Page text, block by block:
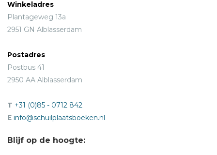
Winkeladres
Plantageweg 13a
2951 GN Alblasserdam
Postadres
Postbus 41
2950 AA Alblasserdam
T +31 (0)85 - 0712 842
E info@schuilplaatsboeken.nl
Blijf op de hoogte: